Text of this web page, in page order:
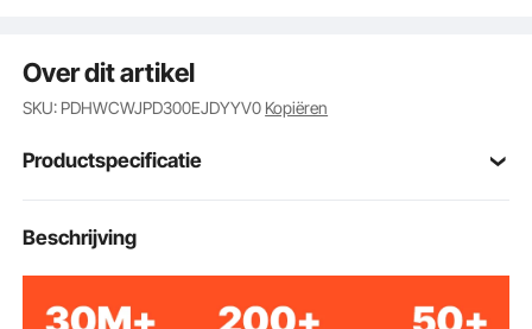
Over dit artikel
SKU: PDHWCWJPD300EJDYYV0 Kopiëren
Productspecificatie
Artikelmodelnum
mer
Kastplanken 4
Beschrijving